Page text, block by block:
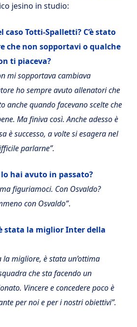
jesino in studio:
caso Totti-Spalletti? C’è stato
che non sopportavi o qualche
ti piaceva?
mi sopportava cambiava
ho sempre avuto allenatori che
anche quando facevano scelte che
Ma finiva così. Anche adesso è
è successo, a volte si esagera nel
parlarne”.
hai avuto in passato?
figuriamoci. Con Osvaldo?
con Osvaldo”.
stata la miglior Inter della
la migliore, è stata un’ottima
che sta facendo un
Vincere e concedere poco è
per noi e per i nostri obiettivi”.